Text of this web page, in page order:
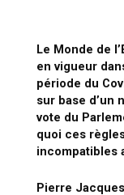
Le Monde de
en vigueur
période du
sur base d’un
vote du
quoi ces
incompatibles
Pierre